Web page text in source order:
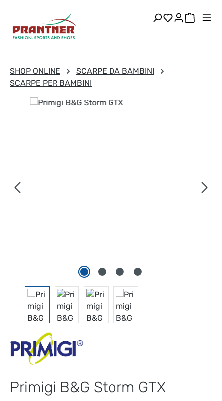
Passa al contenuto principale
Hai 0Il
SHOP ONLINE
SCARPE DA BAMBINI
SCARPE PER BAMBINI
Salta la galleria di immagini
Primigi B&G Storm GTX